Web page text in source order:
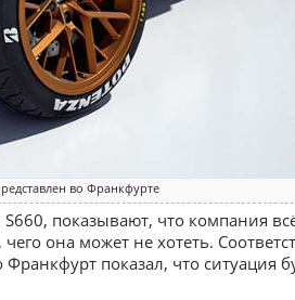
во Франкфурте
показывают, что компания
она может не хотеть.
показал, что ситуация